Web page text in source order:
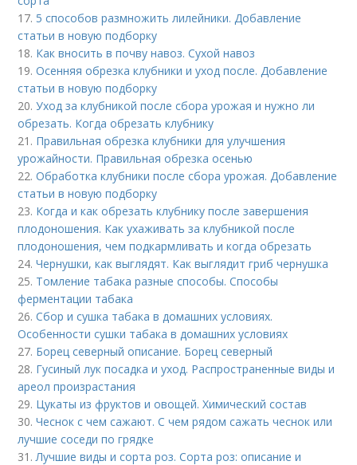
17. 5 способов размножить лилейники. Добавление
статьи в новую подборку
18. Как вносить в почву навоз. Сухой навоз
19.Осенняя обрезка клубники и уход после. Добавление
статьи в новую подборку
20.Уход за клубникой после сбора урожая и нужно ли
обрезать. Когда обрезать клубнику
21. Правильная обрезка клубники для улучшения
урожайности. Правильная обрезка осенью
22.Обработка клубники после сбора урожая. Добавление
статьи в новую подборку
23. Когда и как обрезать клубнику после завершения
плодоношения. Как ухаживать за клубникой после
плодоношения, чем подкармливать и когда обрезать
24.Чернушки, как выглядят. Как выглядит гриб чернушка
25. Томление табака разные способы. Способы
ферментации табака
26.Сбор и сушка табака в домашних условиях.
Особенности сушки табака в домашних условиях
27. Борец северный описание. Борец северный
28. Гусиный лук посадка и уход. Распространенные виды и
ареол произрастания
29. Цукаты из фруктов и овощей. Химический состав
30.Чеснок с чем сажают. С чем рядом сажать чеснок или
лучшие соседи по грядке
31.Лучшие виды и сорта роз. Сорта роз: описание и